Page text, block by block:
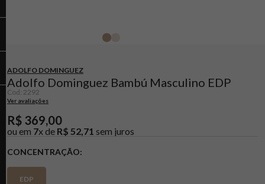
ADOLFO DOMINGUEZ
Adolfo Dominguez Bambú Masculino EDP
Cod: 2292
Ver avaliações
R$ 369,00
ou em 7x de R$ 52,71 sem juros
CONCENTRAÇÃO
EDP